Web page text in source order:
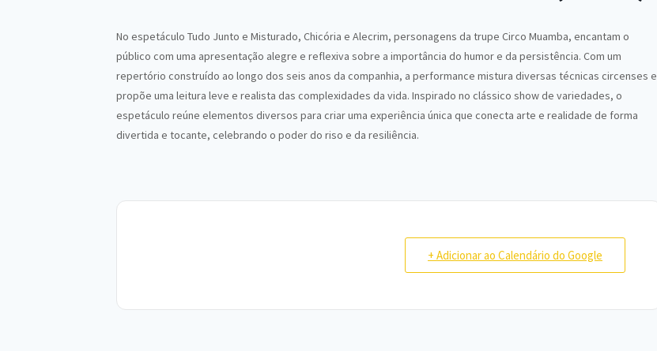
No espetáculo Tudo Junto e Misturado, Chicória e Alecrim, personagens da trupe Circo Muamba, encantam o
público com uma apresentação alegre e reflexiva sobre a importância do humor e da persistência. Com um
repertório construído ao longo dos seis anos da companhia, a performance mistura diversas técnicas circenses e
propõe uma leitura leve e realista das complexidades da vida. Inspirado no clássico show de variedades, o
espetáculo reúne elementos diversos para criar uma experiência única que conecta arte e realidade de forma
divertida e tocante, celebrando o poder do riso e da resiliência.
+ Adicionar ao Calendário do Google